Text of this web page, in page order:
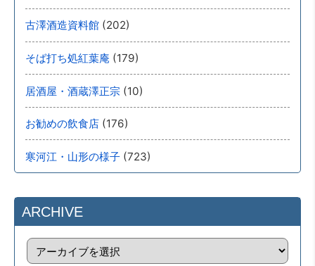
古澤酒造資料館 (202)
そば打ち処紅葉庵 (179)
居酒屋・酒蔵澤正宗 (10)
お勧めの飲食店 (176)
寒河江・山形の様子 (723)
ARCHIVE